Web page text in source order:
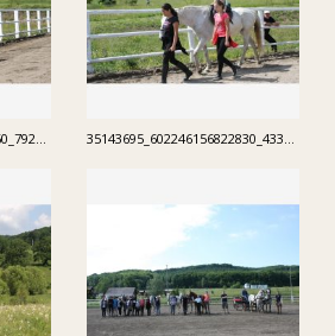
35132822_602246190156160_7924288693471281152_n.jpg 35143695_602246156822830_4339377111811751936_n.jpg